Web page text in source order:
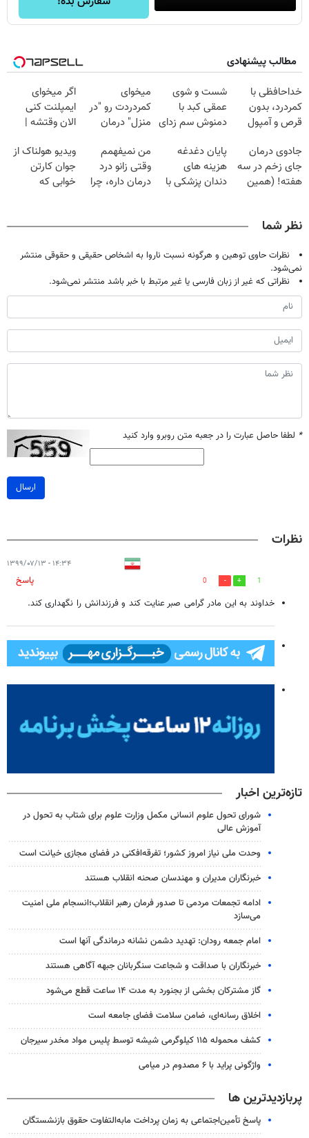
مطالب پیشنهادی
خداحافظی با
کمردرد، بدون
قرص و آمپول
شست و شوی
عمقی کبد با
دمنوش سم زدای
میخوای
کمردردت رو "در
منزل" درمان
◂پرسش‌نامه)
اگر میخوای
ایمپلنت کنی
الان وقتشه |
میلیون تومان!!!
جادوی درمان
جای زخم در سه
هفته! (همین
پایان دغدغه
هزینه های
دندان پزشکی با
من نمیفهمم
وقتی زانو درد
درمان داره، چرا
ویدیو هولناک از
جوان کارتن
خوابی که
نظر شما
نظرات حاوی توهین و هرگونه نسبت ناروا به اشخاص حقیقی و حقوقی منتشر
نمی‌شود.
نظراتی که غیر از زبان فارسی یا غیر مرتبط با خبر باشد منتشر نمی‌شود.
* لطفا حاصل عبارت را در جعبه متن روبرو وارد کنید
ارسال
نظرات
۱۴:۳۴ - ۱۳۹۹/۰۷/۱۳
1
0
پاسخ
خداوند به این مادر گرامی صبر عنایت کند و فرزندانش را نگهداری کند.
تازه‌ترین اخبار
شورای تحول علوم انسانی مکمل وزارت علوم برای شتاب به تحول در
آموزش عالی
وحدت ملی نیاز امروز کشور؛ تفرقه‌افکنی در فضای مجازی خیانت است
خبرنگاران مدیران و مهندسان صحنه انقلاب هستند
ادامه تجمعات مردمی تا صدور فرمان رهبر انقلاب؛انسجام ملی امنیت‌
می‌سازد
امام جمعه رودان: تهدید دشمن نشانه درماندگی آنها است
خبرنگاران با صداقت و شجاعت سنگربانان جبهه آگاهی هستند
گاز مشترکان بخشی از بجنورد به مدت ۱۴ ساعت قطع می‌شود
اخلاق رسانه‌ای، ضامن سلامت فضای جامعه است
کشف محموله ۱۱۵ کیلوگرمی شیشه توسط پلیس مواد مخدر سیرجان
واژگونی پراید با ۶ مصدوم در میامی
پربازدیدترین ها
پاسخ تأمین‌اجتماعی به زمان پرداخت مابه‌التفاوت حقوق بازنشستگان